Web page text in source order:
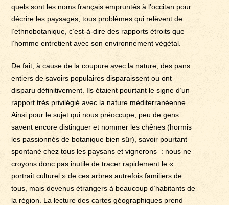
quels sont les noms français empruntés à l’occitan pour
décrire les paysages, tous problèmes qui relèvent de
l’ethnobotanique, c’est-à-dire des rapports étroits que
l’homme entretient avec son environnement végétal.
De fait, à cause de la coupure avec la nature, des pans
entiers de savoirs populaires disparaissent ou ont
disparu définitivement. Ils étaient pourtant le signe d’un
rapport très privilégié avec la nature méditerranéenne.
Ainsi pour le sujet qui nous préoccupe, peu de gens
savent encore distinguer et nommer les chênes (hormis
les passionnés de botanique bien sûr), savoir pourtant
spontané chez tous les paysans et vignerons : nous ne
croyons donc pas inutile de tracer rapidement le «
portrait culturel » de ces arbres autrefois familiers de
tous, mais devenus étrangers à beaucoup d’habitants de
la région. La lecture des cartes géographiques prend